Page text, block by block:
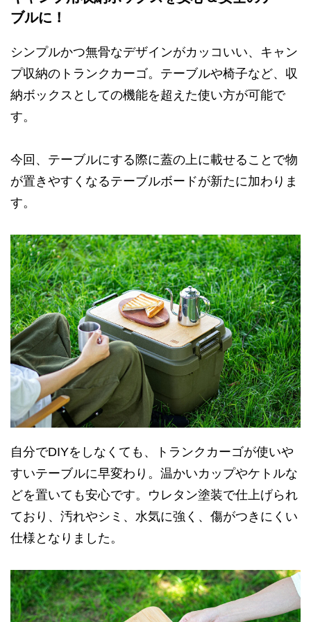
ブルに！
シンプルかつ無骨なデザインがカッコいい、キャン
プ収納のトランクカーゴ。テーブルや椅子など、収
納ボックスとしての機能を超えた使い方が可能で
す。
今回、テーブルにする際に蓋の上に載せることで物
が置きやすくなるテーブルボードが新たに加わりま
す。
自分でDIYをしなくても、トランクカーゴが使いや
すいテーブルに早変わり。温かいカップやケトルな
どを置いても安心です。ウレタン塗装で仕上げられ
ており、汚れやシミ、水気に強く、傷がつきにくい
仕様となりました。